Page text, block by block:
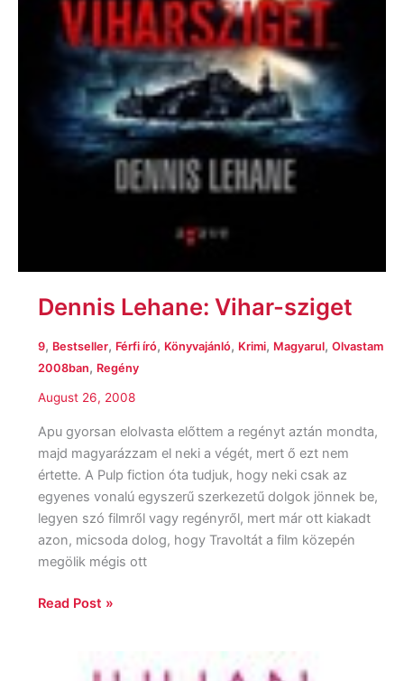
Dennis Lehane: Vihar-sziget
9, Bestseller, Férfi író, Könyvajánló, Krimi, Magyarul, Olvastam
2008ban, Regény
August 26, 2008
Apu gyorsan elolvasta előttem a regényt aztán mondta,
majd magyarázzam el neki a végét, mert ő ezt nem
értette. A Pulp fiction óta tudjuk, hogy neki csak az
egyenes vonalú egyszerű szerkezetű dolgok jönnek be,
legyen szó filmről vagy regényről, mert már ott kiakadt
azon, micsoda dolog, hogy Travoltát a film közepén
megölik mégis ott
Read Post »